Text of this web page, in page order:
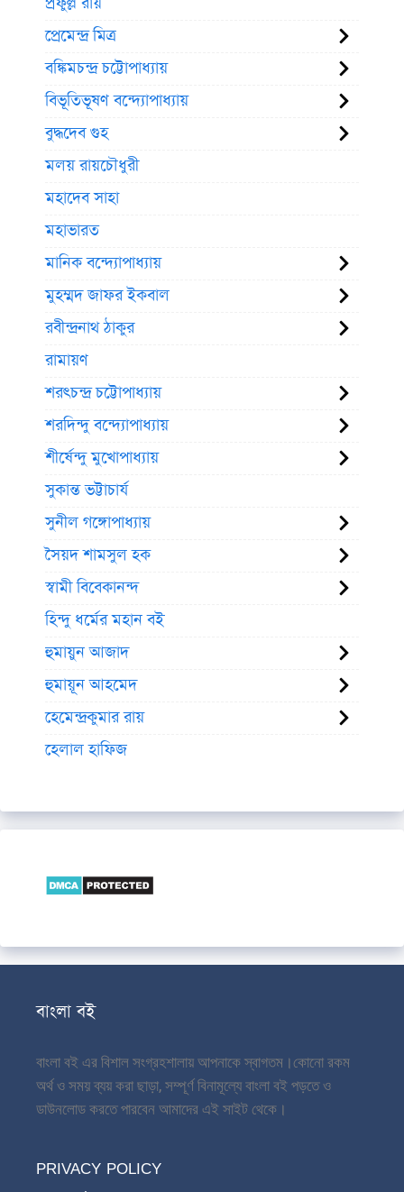
প্রেমেন্দ্র মিত্র
বঙ্কিমচন্দ্র চট্টোপাধ্যায়
বিভূতিভূষণ বন্দ্যোপাধ্যায়
বুদ্ধদেব গুহ
মলয় রায়চৌধুরী
মহাদেব সাহা
মহাভারত
মানিক বন্দ্যোপাধ্যায়
মুহম্মদ জাফর ইকবাল
রবীন্দ্রনাথ ঠাকুর
রামায়ণ
শরৎচন্দ্র চট্টোপাধ্যায়
শরদিন্দু বন্দ্যোপাধ্যায়
শীর্ষেন্দু মুখোপাধ্যায়
সুকান্ত ভট্টাচার্য
সুনীল গঙ্গোপাধ্যায়
সৈয়দ শামসুল হক
স্বামী বিবেকানন্দ
হিন্দু ধর্মের মহান বই
হুমায়ুন আজাদ
হুমায়ূন আহমেদ
হেমেন্দ্রকুমার রায়
হেলাল হাফিজ
বাংলা বই
বাংলা বই এর বিশাল সংগ্রহশালায় আপনাকে স্বাগতম।কোনো রকম
অর্থ ও সময় ব্যয় করা ছাড়া, সম্পূর্ণ বিনামূল্যে বাংলা বই পড়তে ও
ডাউনলোড করতে পারবেন আমাদের এই সাইট থেকে।
PRIVACY POLICY